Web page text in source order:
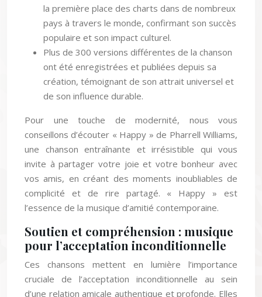
la première place des charts dans de nombreux
pays à travers le monde, confirmant son succès
populaire et son impact culturel.
Plus de 300 versions différentes de la chanson
ont été enregistrées et publiées depuis sa
création, témoignant de son attrait universel et
de son influence durable.
Pour une touche de modernité, nous vous
conseillons d’écouter « Happy » de Pharrell Williams,
une chanson entraînante et irrésistible qui vous
invite à partager votre joie et votre bonheur avec
vos amis, en créant des moments inoubliables de
complicité et de rire partagé. « Happy » est
l’essence de la musique d’amitié contemporaine.
Soutien et compréhension : musique
pour l’acceptation inconditionnelle
Ces chansons mettent en lumière l’importance
cruciale de l’acceptation inconditionnelle au sein
d’une relation amicale authentique et profonde. Elles